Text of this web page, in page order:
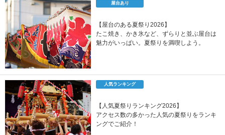
屋台あり
【屋台のある夏祭り2026】
たこ焼き、かき氷など、ずらりと並ぶ屋台は
魅力がいっぱい。夏祭りを満喫しよう。
人気ランキング
【人気夏祭りランキング2026】
アクセス数の多かった人気の夏祭りをランキ
ングでご紹介！